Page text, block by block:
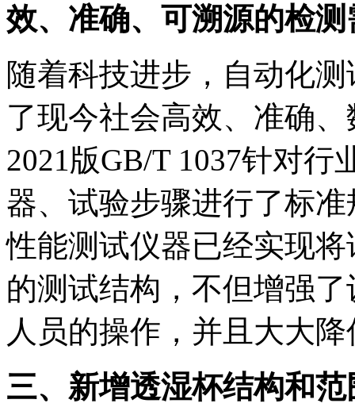
效、准确、可溯源的检测
随着科技进步，自动化
了现今社会高效、准确
2021版GB/T 1037针对
器、试验步骤进行了标
性能测试仪器已经实现
的测试结构，不但增强
人员的操作，并且大大
三、新增透湿杯结构和